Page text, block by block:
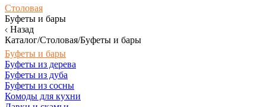
Столовая
Буфеты и бары
Назад
Каталог/Столовая/Буфеты и бары
Буфеты и бары
Буфеты из дерева
Буфеты из дуба
Буфеты из сосны
Комоды для кухни